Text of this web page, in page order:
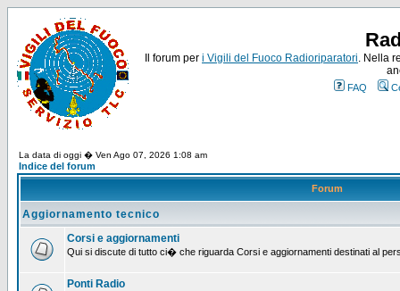
Il forum per i Vigili del Fuoco Radioriparatori. Nella
FAQ
La data di oggi � Ven Ago 07, 2026 1:08 am
Indice del forum
Forum
Aggiornamento tecnico
Corsi e aggiornamenti
Qui si discute di tutto ci� che riguarda Corsi e aggiornamenti destinati al
Ponti Radio